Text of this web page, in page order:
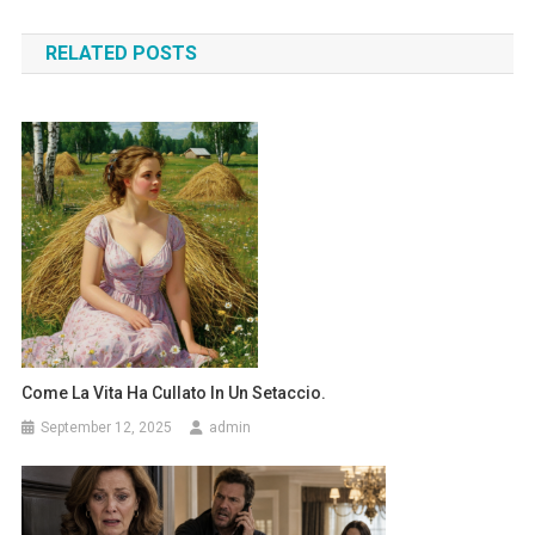
navigation
RELATED POSTS
Come La Vita Ha Cullato In Un Setaccio.
September 12, 2025 admin